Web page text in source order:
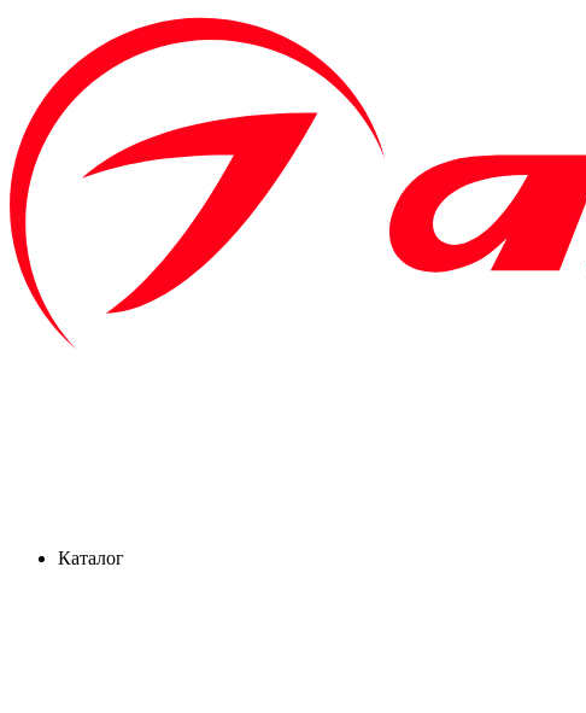
Каталог